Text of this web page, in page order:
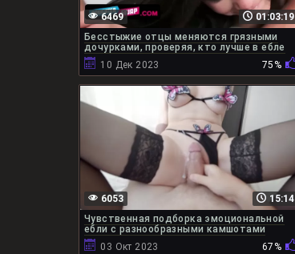
01:03:19
6469
Бесстыжие отцы меняются грязными
дочурками, проверяя, кто лучше в ебле
10 Дек 2023
75%
15:14
6053
Чувственная подборка эмоциональной
ебли с разнообразными камшотами
03 Окт 2023
67%